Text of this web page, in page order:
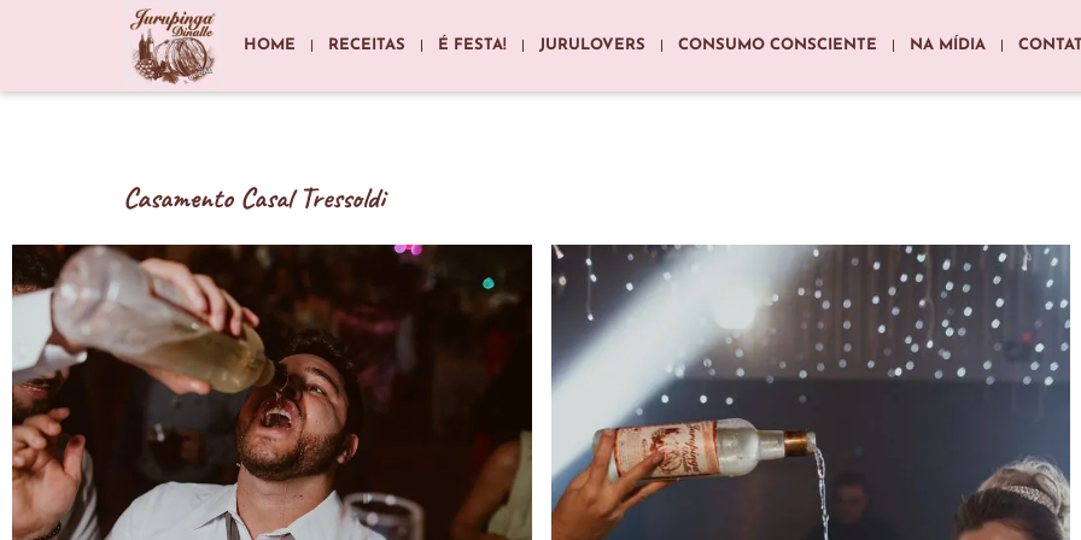
HOME RECEITAS É FESTA! JURULOVERS CONSUMO CONSCIENTE NA MÍDIA
Casamento Casal Tressoldi